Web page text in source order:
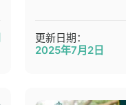
更新日期：
2025年7月2日